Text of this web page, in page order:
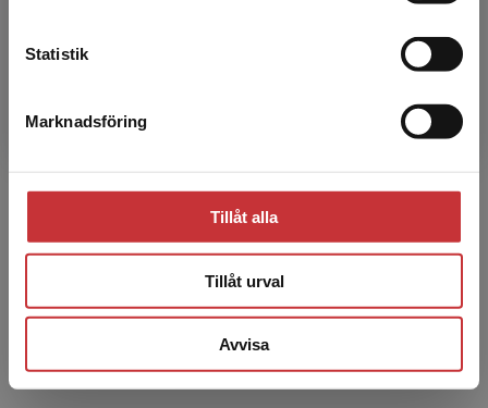
Statistik
Marknadsföring
Tillåt alla
Tillåt urval
Avvisa
Institutionen för medicinska vetenskaper,
Örebro universitet.
Visa alla - 22